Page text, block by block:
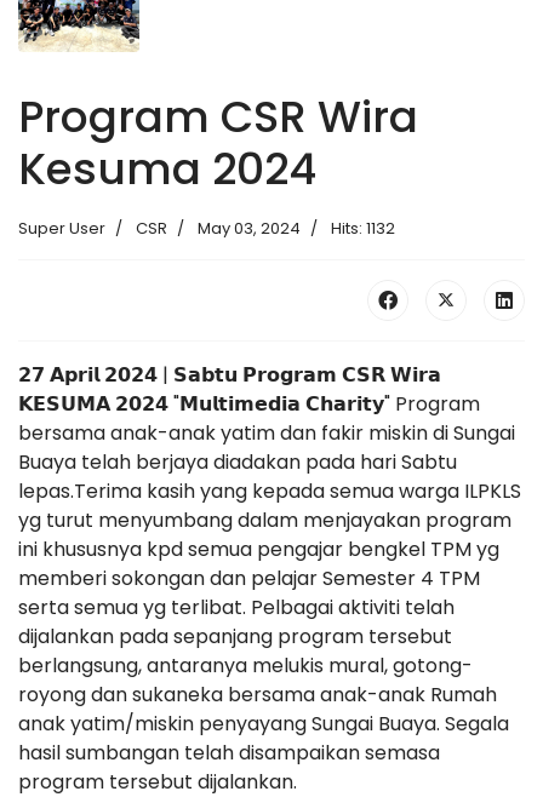
Program CSR Wira
Kesuma 2024
Super User CSR May 03, 2024 Hits: 1132
𝟮𝟳 𝗔𝗽𝗿𝗶𝗹 𝟮𝟬𝟮𝟰 | 𝗦𝗮𝗯𝘁𝘂 𝗣𝗿𝗼𝗴𝗿𝗮𝗺 𝗖𝗦𝗥 𝗪𝗶𝗿𝗮
𝗞𝗘𝗦𝗨𝗠𝗔 𝟮𝟬𝟮𝟰 "𝗠𝘂𝗹𝘁𝗶𝗺𝗲𝗱𝗶𝗮 𝗖𝗵𝗮𝗿𝗶𝘁𝘆" Program
bersama anak-anak yatim dan fakir miskin di Sungai
Buaya telah berjaya diadakan pada hari Sabtu
lepas.Terima kasih yang kepada semua warga ILPKLS
yg turut menyumbang dalam menjayakan program
ini khususnya kpd semua pengajar bengkel TPM yg
memberi sokongan dan pelajar Semester 4 TPM
serta semua yg terlibat. Pelbagai aktiviti telah
dijalankan pada sepanjang program tersebut
berlangsung, antaranya melukis mural, gotong-
royong dan sukaneka bersama anak-anak Rumah
anak yatim/miskin penyayang Sungai Buaya. Segala
hasil sumbangan telah disampaikan semasa
program tersebut dijalankan.